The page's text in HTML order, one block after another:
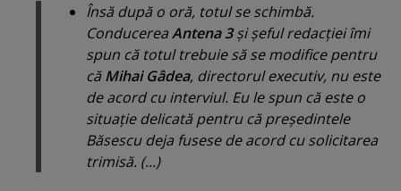
Însă după o oră, totul se schimbă.
ConducereaAntena 3şi şeful redacţiei îmi
spun că totul trebuie să se modifice pentru
căMihai Gâdea, directorul executiv, nu este
de acord cu interviul. Eu le spun că este o
situaţie delicată pentru că preşedintele
Băsescu deja fusese de acord cu solicitarea
trimisă. (...)